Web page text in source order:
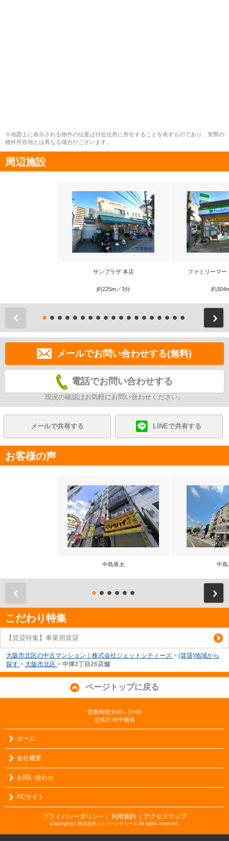
※地図上に表示される物件の位置は付近住所に所在することを表すものであり、実際の
物件所在地とは異なる場合がございます。
周辺施設
サンプラザ 本店
約225m／3分
ファミリーマー
約
メールでお問い合わせする(無料)
電話でお問い合わせする
現況の確認はお気軽にお問い合わせください。
メールで共有する LINEで共有する
お客様の声
中島将太 中島
こだわり特集
【賃貸特集】事業用賃貸
大阪市北区の中古マンション｜株式会社ジェットシティーズ > (賃貸)地域から
探す > 大阪市北区 > 中津3丁目26店舗
ページトップに戻る
営業時間:9:00～19:00
定休日:年中無休
ホーム
会社概要
お問い合わせ
PCサイト
プライバシーポリシー 利用規約 ｜アクセスマップ
Copyright(c) 株式会社ジェットシティーズ All rights reserved.